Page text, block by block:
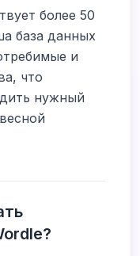
более 50
база данных
и
что
нужный